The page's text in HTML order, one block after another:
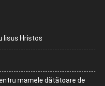
Iisus Hristos
mamele dătătoare de